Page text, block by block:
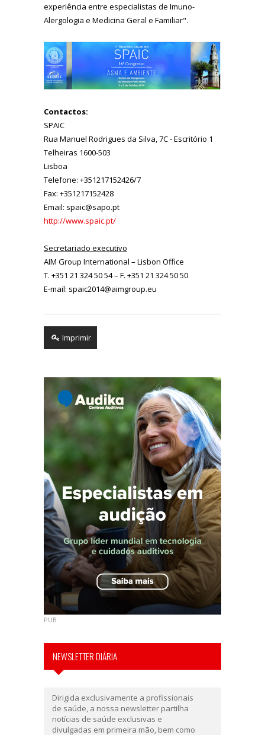
experiência entre especialistas de Imuno-
Alergologia e Medicina Geral e Familiar".
Contactos:
SPAIC
Rua Manuel Rodrigues da Silva, 7C - Escritório 1
Telheiras 1600-503
Lisboa
Telefone: +351217152426/7
Fax: +351217152428
Email: spaic@sapo.pt
http://www.spaic.pt/
Secretariado executivo
AIM Group International – Lisbon Office
T. +351 21 324 50 54 – F. +351 21 324 50 50
E-mail: spaic2014@aimgroup.eu
Imprimir
PUB
NEWSLETTER DIÁRIA
Dirigida exclusivamente a profissionais
de saúde, a nossa newsletter partilha
notícias de saúde exclusivas e
divulgadas em primeira mão, bem como